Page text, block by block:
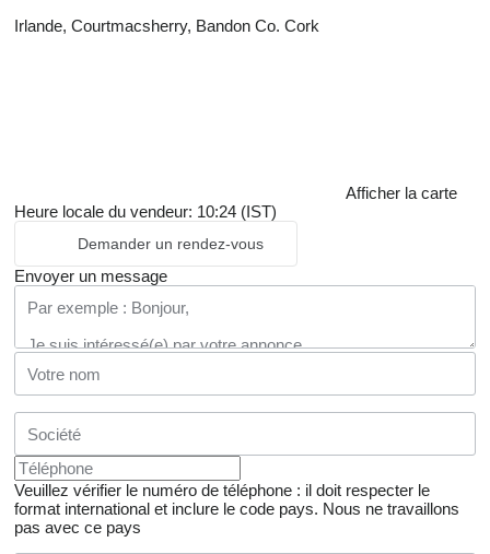
Irlande, Courtmacsherry, Bandon Co. Cork
Afficher la carte
Heure locale du vendeur: 10:24 (IST)
Demander un rendez-vous
Envoyer un message
Veuillez vérifier le numéro de téléphone : il doit respecter le
format international et inclure le code pays. Nous ne travaillons
pas avec ce pays